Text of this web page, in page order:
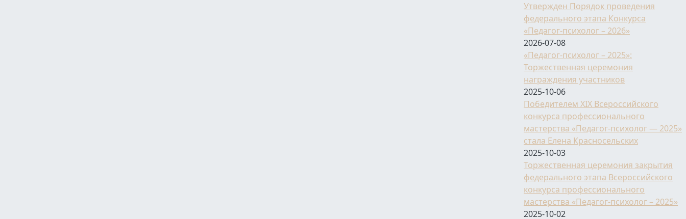
Утвержден Порядок проведения
федерального этапа Конкурса
«Педагог-психолог – 2026»
2026-07-08
«Педагог-психолог – 2025»:
Торжественная церемония
награждения участников
2025-10-06
Победителем XIX Всероссийского
конкурса профессионального
мастерства «Педагог-психолог — 2025»
стала Елена Красносельских
2025-10-03
Торжественная церемония закрытия
федерального этапа Всероссийского
конкурса профессионального
мастерства «Педагог-психолог – 2025»
2025-10-02